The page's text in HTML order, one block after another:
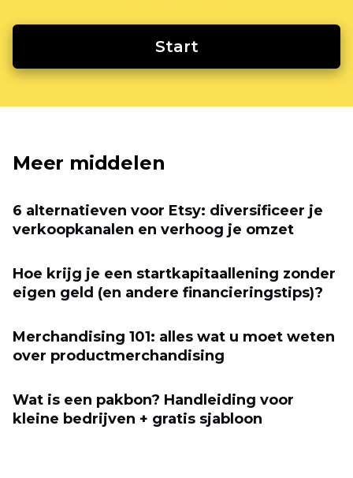
Start
Meer middelen
6 alternatieven voor Etsy: diversificeer je
verkoopkanalen en verhoog je omzet
Hoe krijg je een startkapitaallening zonder
eigen geld (en andere financieringstips)?
Merchandising 101: alles wat u moet weten
over productmerchandising
Wat is een pakbon? Handleiding voor
kleine bedrijven + gratis sjabloon